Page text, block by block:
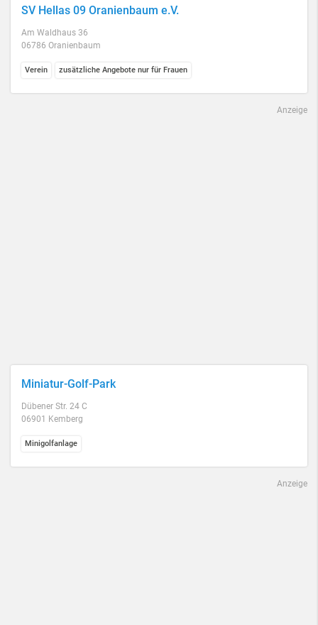
SV Hellas 09 Oranienbaum e.V.
Am Waldhaus 36
06786 Oranienbaum
Verein zusätzliche Angebote nur für Frauen
Anzeige
Miniatur-Golf-Park
Dübener Str. 24 C
06901 Kemberg
Minigolfanlage
Anzeige